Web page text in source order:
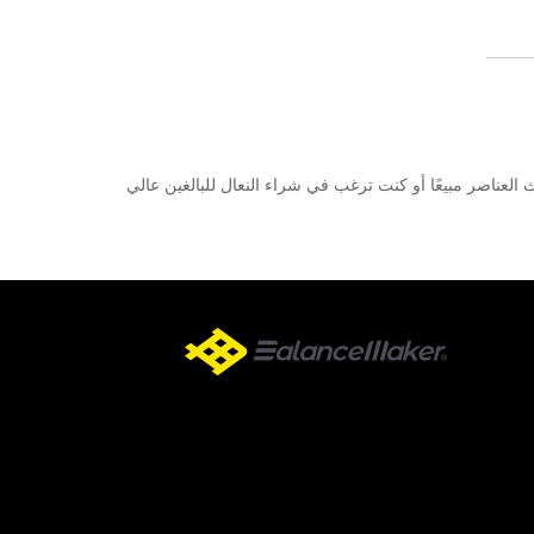
مبيعًا أو كنت ترغب في شراء النعال للبالغين عالي